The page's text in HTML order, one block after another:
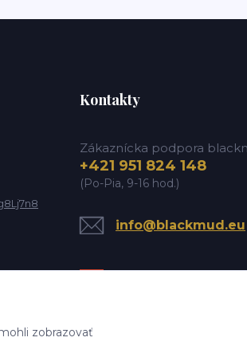
Kontakty
Zákaznícka podpora
+421 951 824 148
(Po-Pia, 9-16 hod.)
info@blackmud.eu
zobrazovať